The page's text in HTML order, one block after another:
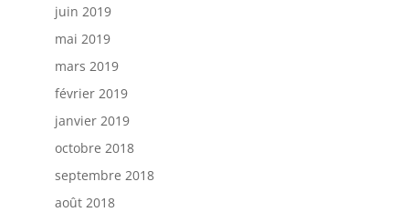
juin 2019
mai 2019
mars 2019
février 2019
janvier 2019
octobre 2018
septembre 2018
août 2018